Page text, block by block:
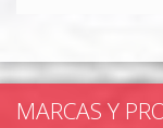
MARCAS Y